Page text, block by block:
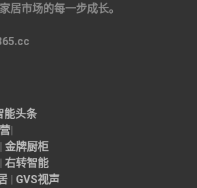
居市场的每一步成长。
能头条
金牌厨柜
右转智能
GVS视声